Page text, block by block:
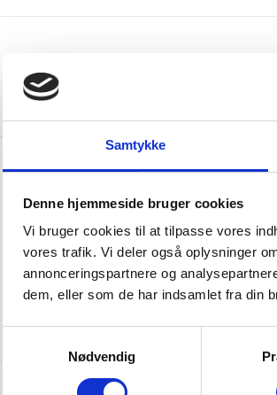
Samtykke
Denne hjemmeside bruger cookies
Vi bruger cookies til at tilpasse vores
vores trafik. Vi deler også oplysninger
annonceringspartnere og
dem, eller som de har indsamlet fra din
Nødvendig
Farve
Sort
Karosseri
Varevogn